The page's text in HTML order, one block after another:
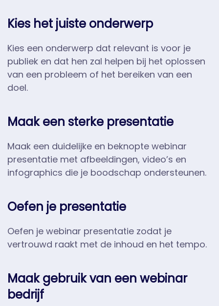
Kies het juiste onderwerp
Kies een onderwerp dat relevant is voor je
publiek en dat hen zal helpen bij het oplossen
van een probleem of het bereiken van een
doel.
Maak een sterke presentatie
Maak een duidelijke en beknopte webinar
presentatie met afbeeldingen, video’s en
infographics die je boodschap ondersteunen.
Oefen je presentatie
Oefen je webinar presentatie zodat je
vertrouwd raakt met de inhoud en het tempo.
Maak gebruik van een webinar
bedrijf